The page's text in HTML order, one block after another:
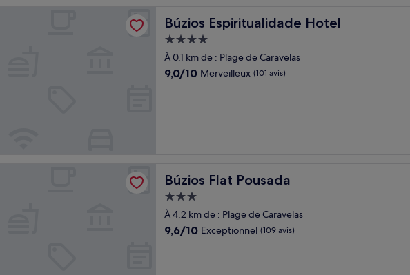
Búzios Espiritualidade Hotel
Búzios Espiritualidade Hotel
Hébergement
4.0 étoiles
À 0,1 km de : Plage de Caravelas
9.0
9,0/10 Merveilleux (101 avis)
Búzios Flat Pousada
Búzios Flat Pousada
Hébergement
3.0 étoiles
À 4,2 km de : Plage de Caravelas
9.6
9,6/10 Exceptionnel (109 avis)